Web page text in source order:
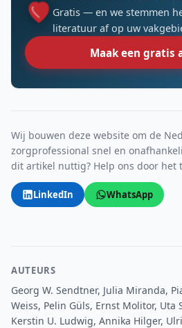
Gratis — en we stemmen
literatuur af op uw
Maak een gratis
Wij bouwen deze website om de
zorgprofessional snel en
dit artikel nuttig? Help ons door het
LinkedIn WhatsApp
AUTEURS
Georg W. Sendtner, Julia Miranda,
Weiss, Pelin Güls, Ernst Molitor, Uta
Kerstin U. Ludwig, Annika Hilger,